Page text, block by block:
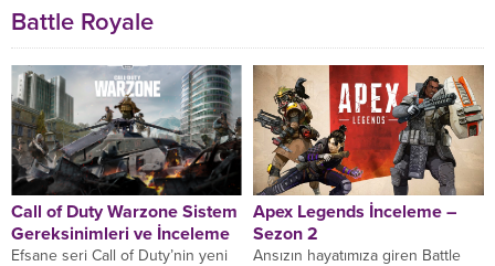
Battle Royale
Call of Duty Warzone Sistem
Gereksinimleri ve İnceleme
Efsane seri Call of Duty’nin yeni
Apex Legends İnceleme –
Sezon 2
Ansızın hayatımıza giren Battle